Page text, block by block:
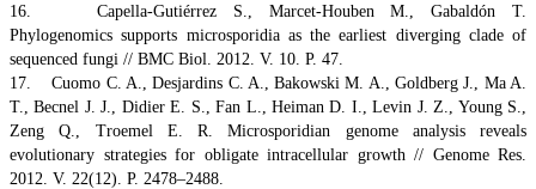
16. Capella-Gutiérrez S., Marcet-Houben M., Gabaldón T.
Phylogenomics supports microsporidia as the earliest diverging clade of
sequenced fungi // BMC Biol. 2012. V. 10. P. 47.
17. Cuomo C. A., Desjardins C. A., Bakowski M. A., Goldberg J., Ma A.
T., Becnel J. J., Didier E. S., Fan L., Heiman D. I., Levin J. Z., Young S.,
Zeng Q., Troemel E. R. Microsporidian genome analysis reveals
evolutionary strategies for obligate intracellular growth // Genome Res.
2012. V. 22(12). P. 2478–2488.